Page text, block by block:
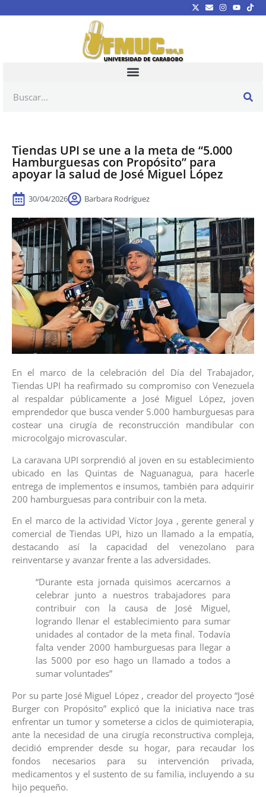
Tiendas UPI se une a la meta de “5.000
Hamburguesas con Propósito” para
apoyar la salud de José Miguel López
30/04/2026 Barbara Rodríguez
En el marco de la celebración del Día del Trabajador,
Tiendas UPI ha reafirmado su compromiso con Venezuela
al respaldar públicamente a José Miguel López, joven
emprendedor que busca vender 5.000 hamburguesas para
costear una cirugía de reconstrucción mandibular con
microcolgajo microvascular.
La caravana UPI sorprendió al joven en su establecimiento
ubicado en las Quintas de Naguanagua, para hacerle
entrega de implementos e insumos, también para adquirir
200 hamburguesas para contribuir con la meta.
En el marco de la actividad Víctor Joya , gerente general y
comercial de Tiendas UPI, hizo un llamado a la empatía,
destacando así la capacidad del venezolano para
reinventarse y avanzar frente a las adversidades.
“Durante esta jornada quisimos acercarnos a
celebrar junto a nuestros trabajadores para
contribuir con la causa de José Miguel,
logrando llenar el establecimiento para sumar
unidades al contador de la meta final. Todavía
falta vender 2000 hamburguesas para llegar a
las 5000 por eso hago un llamado a todos a
sumar voluntades”
Por su parte José Miguel López , creador del proyecto “José
Burger con Propósito” explicó que la iniciativa nace tras
enfrentar un tumor y someterse a ciclos de quimioterapia,
ante la necesidad de una cirugía reconstructiva compleja,
decidió emprender desde su hogar, para recaudar los
fondos necesarios para su intervención privada,
medicamentos y el sustento de su familia, incluyendo a su
hijo pequeño.